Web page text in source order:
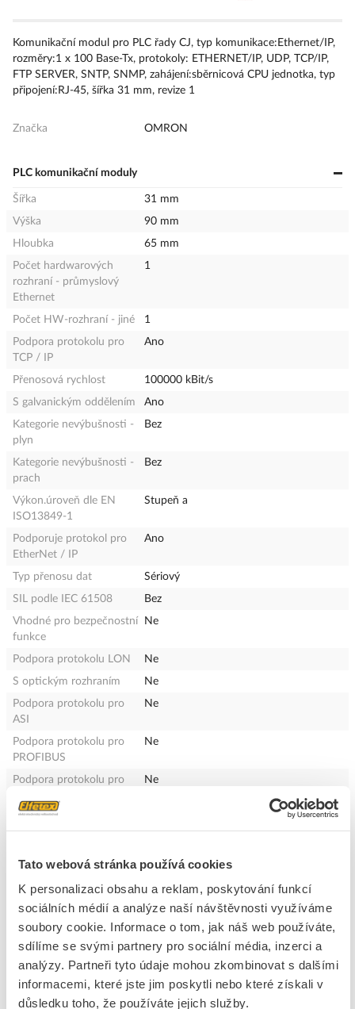
Tato webová stránka používá cookies
K personalizaci obsahu a reklam, poskytování funkcí
sociálních médií a analýze naší návštěvnosti využíváme
soubory cookie. Informace o tom, jak náš web používáte,
sdílíme se svými partnery pro sociální média, inzerci a
analýzy. Partneři tyto údaje mohou zkombinovat s dalšími
informacemi, které jste jim poskytli nebo které získali v
důsledku toho, že používáte jejich služby.
Komunikační modul pro PLC řady CJ, typ komunikace:Ethernet/IP,
rozměry:1 x 100 Base-Tx, protokoly: ETHERNET/IP, UDP, TCP/IP,
FTP SERVER, SNTP, SNMP, zahájení:sběrnicová CPU jednotka, typ
připojení:RJ-45, šířka 31 mm, revize 1
Značka OMRON
PLC komunikační moduly
Šířka
31 mm
Výška
90 mm
Hloubka
65 mm
Počet hardwarových
rozhraní - průmyslový
Ethernet
1
Počet HW-rozhraní - jiné
1
Podpora protokolu pro
TCP / IP
Ano
Přenosová rychlost
100000 kBit/s
S galvanickým oddělením
Ano
Kategorie nevýbušnosti -
plyn
Bez
Kategorie nevýbušnosti -
prach
Bez
Výkon.úroveň dle EN
ISO13849-1
Stupeň a
Podporuje protokol pro
EtherNet / IP
Ano
Typ přenosu dat
Sériový
SIL podle IEC 61508
Bez
Vhodné pro bezpečnostní
funkce
Ne
Podpora protokolu LON
Ne
S optickým rozhraním
Ne
Podpora protokolu pro
ASI
Ne
Podpora protokolu pro
PROFIBUS
Ne
Podpora protokolu pro
Ne
Podpora protokolu pro
INTERBUS
EIB / KNX
Podpora protokolu pro
MODBUS
Ne
Podpora protokolu pro
Data-Highway
Ne
Podpora protokolu pro
DeviceNet
Ne